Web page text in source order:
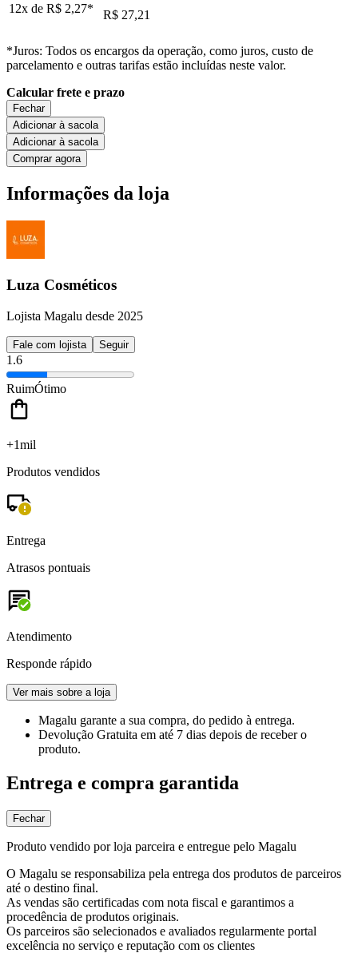
12x de R$ 2,27* R$ 27,21
*Juros: Todos os encargos da operação, como juros, custo de
parcelamento e outras tarifas estão incluídas neste valor.
Calcular frete e prazo
Fechar
Adicionar à sacola
Adicionar à sacola
Comprar agora
Informações da loja
Luza Cosméticos
Lojista Magalu desde 2025
Fale com lojista Seguir
1.6
RuimÓtimo
+1mil
Produtos vendidos
Entrega
Atrasos pontuais
Atendimento
Responde rápido
Ver mais sobre a loja
Magalu garante a sua compra, do pedido à entrega.
Devolução Gratuita em até 7 dias depois de receber o
produto.
Entrega e compra garantida
Fechar
Produto vendido por loja parceira e entregue pelo Magalu
O Magalu se responsabiliza pela entrega dos produtos de parceiros
até o destino final.
As vendas são certificadas com nota fiscal e garantimos a
procedência de produtos originais.
Os parceiros são selecionados e avaliados regularmente portal
excelência no serviço e reputação com os clientes